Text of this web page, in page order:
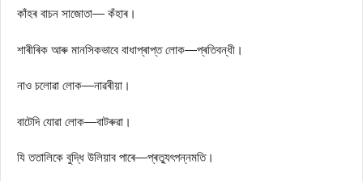
কাঁহৰ বাচন সাজোতা— কঁহাৰ।
শাৰীৰিক আৰু মানসিকভাবে বাধাপ্ৰাপ্ত লোক—প্ৰতিবন্ধী।
নাও চলোৱা লোক—নাৱৰীয়া।
বাটেদি যোৱা লোক—বাটৰুৱা।
যি ততালিকে বুদ্ধি উলিয়াব পাৰে—প্ৰত্যুৎপন্নমতি।